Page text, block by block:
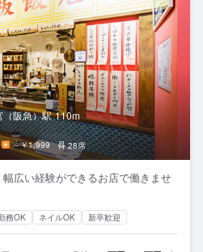
（阪急）駅 110m
～￥1,999 28席
幅広い経験ができるお店で働きませ
務OK ネイルOK 新卒歓迎